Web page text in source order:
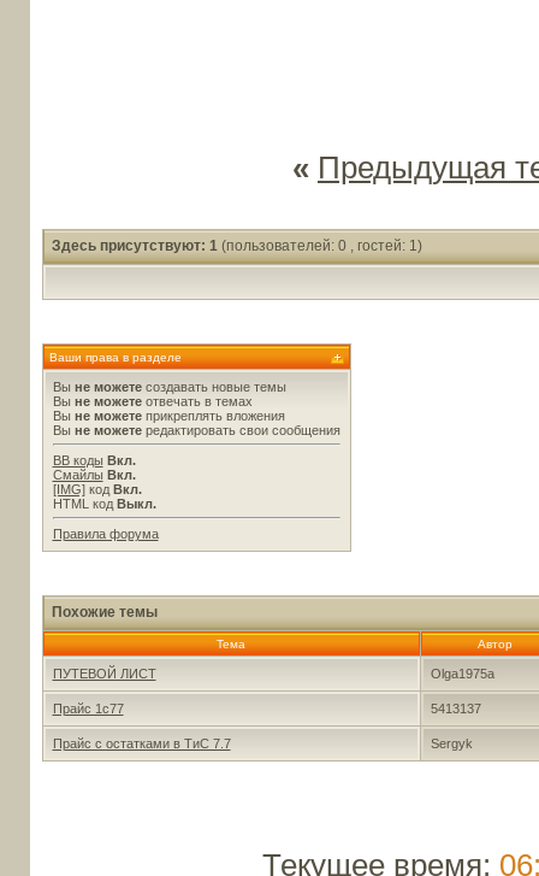
« Предыдущая
Здесь присутствуют: 1 (пользователей: 0 , гостей: 1)
Ваши права в разделе
Вы не можетесоздавать новые темы
Вы не можетеотвечать в темах
Вы не можетеприкреплять вложения
Вы не можетередактировать свои сообщения
BB коды Вкл.
Смайлы Вкл.
[IMG]код Вкл.
HTML код Выкл.
Правила форума
Похожие темы
Тема Автор
ПУТЕВОЙ ЛИСТ Olga1975a
Прайс 1с77 5413137
Прайс с остатками в ТиС 7.7 Sergyk
Текущее время: